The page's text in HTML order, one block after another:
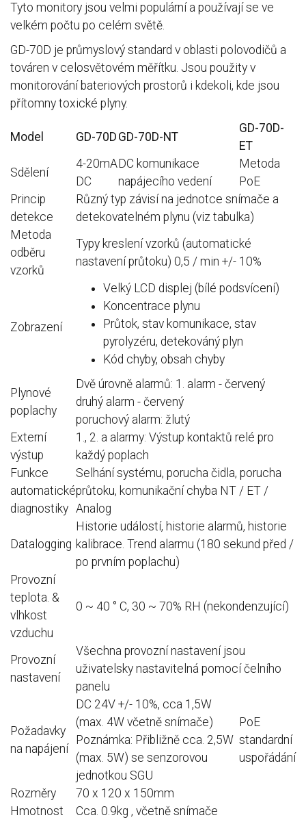
Tyto monitory jsou velmi populární a používají se ve
velkém počtu po celém světě.
GD-70D je průmyslový standard v oblasti polovodičů a
továren v celosvětovém měřítku. Jsou použity v
monitorování bateriových prostorů i kdekoli, kde jsou
přítomny toxické plyny.
Model GD-70D GD-70D-NT
GD-70D-
ET
Sdělení
4-20mA
DC
DC komunikace
napájecího vedení
Metoda
PoE
Princip
detekce
Různý typ závisí na jednotce snímače a
detekovatelném plynu (viz tabulka)
Metoda
odběru
vzorků
Typy kreslení vzorků (automatické
nastavení průtoku) 0,5 / min +/- 10%
Zobrazení
Velký LCD displej (bílé podsvícení)
Koncentrace plynu
Průtok, stav komunikace, stav
pyrolyzéru, detekováný plyn
Kód chyby, obsah chyby
Plynové
poplachy
Dvě úrovně alarmů: 1. alarm - červený
druhý alarm - červený
poruchový alarm: žlutý
Externí
výstup
1., 2. a alarmy: Výstup kontaktů relé pro
každý poplach
Funkce
automatické
diagnostiky
Selhání systému, porucha čidla, porucha
průtoku, komunikační chyba NT / ET /
Analog
Datalogging
Historie událostí, historie alarmů, historie
kalibrace. Trend alarmu (180 sekund před /
po prvním poplachu)
Provozní
teplota. &
vlhkost
vzduchu
0 ~ 40 ° C, 30 ~ 70% RH (nekondenzující)
Provozní
nastavení
Všechna provozní nastavení jsou
uživatelsky nastavitelná pomocí čelního
panelu
Požadavky
na napájení
DC 24V +/- 10%, cca 1,5W
(max. 4W včetně snímače)
Poznámka: Přibližně cca. 2,5W
(max. 5W) se senzorovou
jednotkou SGU
PoE
standardní
uspořádání
Rozměry
70 x 120 x 150mm
Hmotnost
Cca. 0.9kg , včetně snímače